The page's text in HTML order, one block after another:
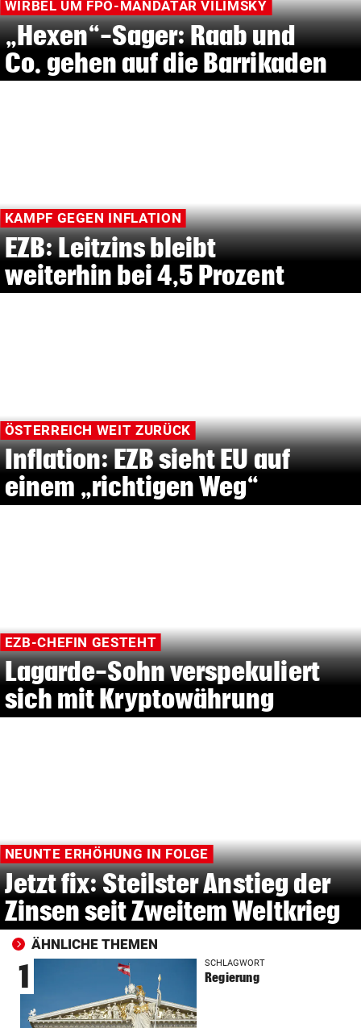
WIRBEL UM FPÖ-MANDATAR VILIMSKY
„Hexen“-Sager: Raab und
Co. gehen auf die Barrikaden
KAMPF GEGEN INFLATION
EZB: Leitzins bleibt
weiterhin bei 4,5 Prozent
ÖSTERREICH WEIT ZURÜCK
Inflation: EZB sieht EU auf
einem „richtigen Weg“
EZB-CHEFIN GESTEHT
Lagarde-Sohn verspekuliert
sich mit Kryptowährung
NEUNTE ERHÖHUNG IN FOLGE
Jetzt fix: Steilster Anstieg der
Zinsen seit Zweitem Weltkrieg
ÄHNLICHE THEMEN
1 SCHLAGWORT
Regierung